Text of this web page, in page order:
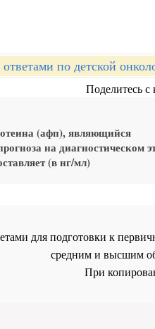
по детской
Поделитесь с
(афп), являющийся
на диагностическом
(в нг/мл)
для подготовки к
средним и высшим
При